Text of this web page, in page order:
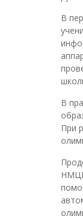
В
В
При